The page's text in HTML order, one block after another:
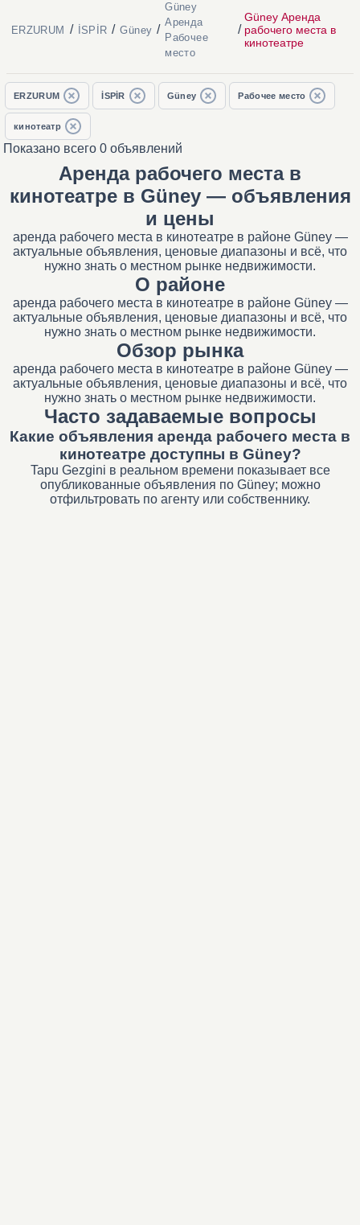
ERZURUM / İSPİR / Güney /
Güney
Аренда
Рабочее
место
/
Güney Аренда
рабочего места в
кинотеатре
ERZURUM İSPİR Güney Рабочее место
кинотеатр
Показано всего 0 объявлений
Аренда рабочего места в
кинотеатре в Güney — объявления
и цены
аренда рабочего места в кинотеатре в районе Güney —
актуальные объявления, ценовые диапазоны и всё, что
нужно знать о местном рынке недвижимости.
О районе
аренда рабочего места в кинотеатре в районе Güney —
актуальные объявления, ценовые диапазоны и всё, что
нужно знать о местном рынке недвижимости.
Обзор рынка
аренда рабочего места в кинотеатре в районе Güney —
актуальные объявления, ценовые диапазоны и всё, что
нужно знать о местном рынке недвижимости.
Часто задаваемые вопросы
Какие объявления аренда рабочего места в
кинотеатре доступны в Güney?
Tapu Gezgini в реальном времени показывает все
опубликованные объявления по Güney; можно
отфильтровать по агенту или собственнику.